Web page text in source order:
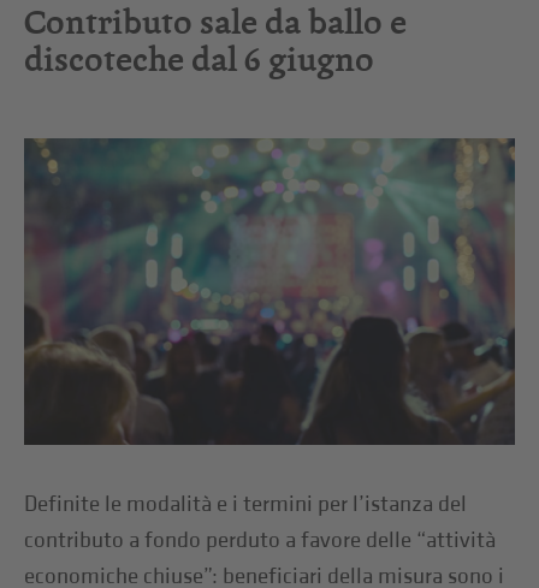
Contributo sale da ballo e
discoteche dal 6 giugno
Definite le modalità e i termini per l’istanza del
contributo a fondo perduto a favore delle “attività
economiche chiuse”: beneficiari della misura sono i